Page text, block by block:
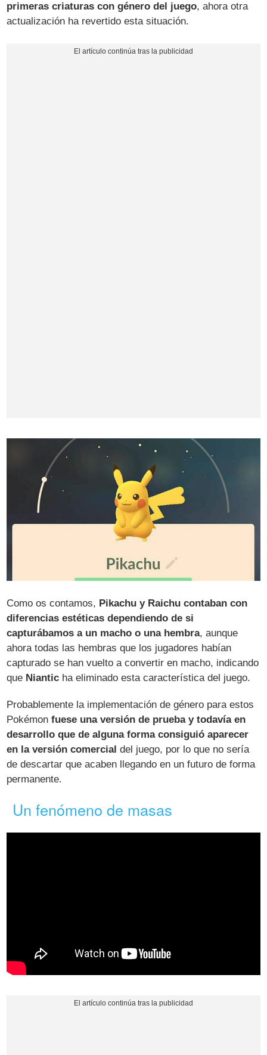
primeras criaturas con género del juego, ahora otra
actualización ha revertido esta situación.
Como os contamos, Pikachu y Raichu contaban con
diferencias estéticas dependiendo de si
capturábamos a un macho o una hembra, aunque
ahora todas las hembras que los jugadores habían
capturado se han vuelto a convertir en macho, indicando
que Niantic ha eliminado esta característica del juego.
Probablemente la implementación de género para estos
Pokémonfuese una versión de prueba y todavía en
desarrollo que de alguna forma consiguió aparecer
en la versión comercial del juego, por lo que no sería
de descartar que acaben llegando en un futuro de forma
permanente.
Un fenómeno de masas